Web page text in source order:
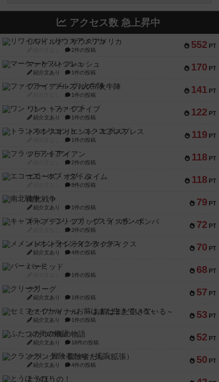
アクセス数 急上昇中
552 PT
リワイルド：サウスアメリカ
2件の投稿
170 PT
マーケットフレッシュ
紹介文あり 1件の投稿
141 PT
ファイアー・ブルズ / 火牛陣
1件の投稿
122 PT
ワン・トゥ・ファイブ
紹介文あり 1件の投稿
119 PT
トランスオリエント・エクスプレス
1件の投稿
118 PT
フラットアイアン
2件の投稿
118 PT
エコーズ・オブ・タイム
8件の投稿
79 PT
南北戦争
紹介文あり 1件の投稿
72 PT
キャプテン・フリップ：イスラ・ボンバ
2件の投稿
70 PT
メメントオンラインタクティクス
紹介文あり 4件の投稿
68 PT
パーミッド
1件の投稿
57 PT
クリーグ
紹介文あり 1件の投稿
53 PT
セミファイナル ～お前はまだ生きている～
紹介文あり 1件の投稿
52 PT
ふたつの街の物語
紹介文あり 18件の投稿
50 PT
クランク! ：冒険者たち（拡張）
紹介文あり 4件の投稿
とうほうの！